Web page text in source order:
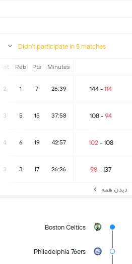
Didn't participate in 5 matches
Minutes
Pts
Reb
Ast
114
-
144
26:39
7
1
2
94
-
108
37:58
15
5
3
108
-
102
42:57
19
6
4
137
-
98
26:26
17
3
3
دیدن همه
Boston Celtics
Philadelphia 76ers